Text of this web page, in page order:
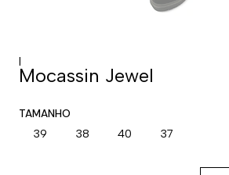
|
Mocassin Jewel
TAMANHO
39 38 40 37